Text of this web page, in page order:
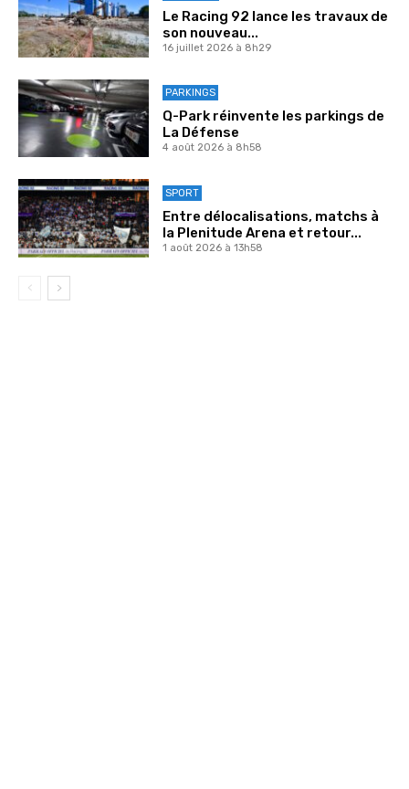
Le Racing 92 lance les travaux de
son nouveau...
16 juillet 2026 à 8h29
PARKINGS
Q-Park réinvente les parkings de
La Défense
4 août 2026 à 8h58
SPORT
Entre délocalisations, matchs à
la Plenitude Arena et retour...
1 août 2026 à 13h58